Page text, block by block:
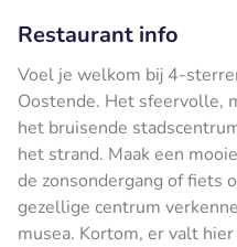
Restaurant info
Voel je welkom bij 4-
Oostende. Het sfeervolle,
het bruisende
het strand. Maak een
de zonsondergang of fiets
gezellige centrum
musea. Kortom, er valt